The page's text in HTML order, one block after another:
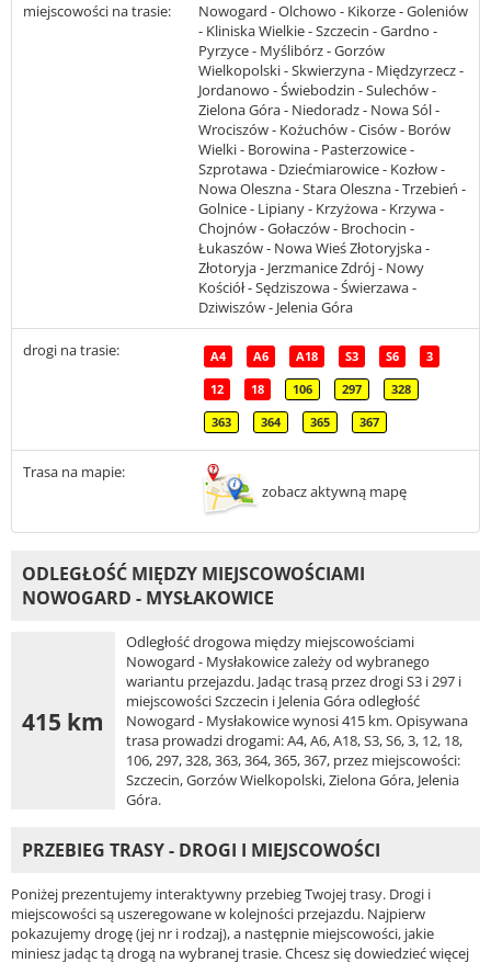
miejscowości na trasie:
Nowogard - Olchowo - Kikorze - Goleniów
- Kliniska Wielkie - Szczecin - Gardno -
Pyrzyce - Myślibórz - Gorzów
Wielkopolski - Skwierzyna - Międzyrzecz -
Jordanowo - Świebodzin - Sulechów -
Zielona Góra - Niedoradz - Nowa Sól -
Wrociszów - Kożuchów - Cisów - Borów
Wielki - Borowina - Pasterzowice -
Szprotawa - Dziećmiarowice - Kozłow -
Nowa Oleszna - Stara Oleszna - Trzebień -
Golnice - Lipiany - Krzyżowa - Krzywa -
Chojnów - Gołaczów - Brochocin -
Łukaszów - Nowa Wieś Złotoryjska -
Złotoryja - Jerzmanice Zdrój - Nowy
Kościół - Sędziszowa - Świerzawa -
Dziwiszów - Jelenia Góra
drogi na trasie: A4 A6 A18 S3 S6 3
12 18 106 297 328
363 364 365 367
Trasa na mapie:
zobacz aktywną mapę
ODLEGŁOŚĆ MIĘDZY MIEJSCOWOŚCIAMI
NOWOGARD - MYSŁAKOWICE
415 km
Odległość drogowa między miejscowościami
Nowogard - Mysłakowice zależy od wybranego
wariantu przejazdu. Jadąc trasą przez drogi S3 i 297 i
miejscowości Szczecin i Jelenia Góra odległość
Nowogard - Mysłakowice wynosi 415 km. Opisywana
trasa prowadzi drogami: A4, A6, A18, S3, S6, 3, 12, 18,
106, 297, 328, 363, 364, 365, 367, przez miejscowości:
Szczecin, Gorzów Wielkopolski, Zielona Góra, Jelenia
Góra.
PRZEBIEG TRASY - DROGI I MIEJSCOWOŚCI
Poniżej prezentujemy interaktywny przebieg Twojej trasy. Drogi i
miejscowości są uszeregowane w kolejności przejazdu. Najpierw
pokazujemy drogę (jej nr i rodzaj), a następnie miejscowości, jakie
miniesz jadąc tą drogą na wybranej trasie. Chcesz się dowiedzieć więcej